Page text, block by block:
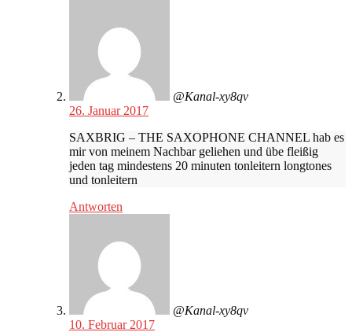
@Kanal-xy8qv
26. Januar 2017
SAXBRIG – THE SAXOPHONE CHANNEL hab es
mir von meinem Nachbar geliehen und übe fleißig
jeden tag mindestens 20 minuten tonleitern longtones
und tonleitern
Antworten
@Kanal-xy8qv
10. Februar 2017